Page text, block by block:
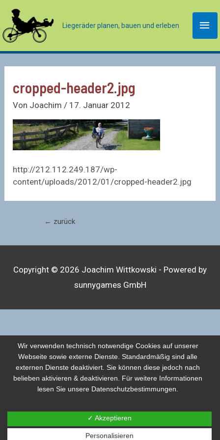
Inhalt
springen
Liegeräder planen, bauen und erleben
cropped-header2.jpg
Von Joachim/ 17. Januar 2012
http://212.112.249.187/wp-
content/uploads/2012/01/cropped-header2.jpg
Beitragsnavigation
← zurück
Copyright © 2026 Joachim Wittkowski - Powered by
sunnygames GmbH
Wir verwenden technisch notwendige Cookies auf unserer
Webseite sowie externe Dienste. Standardmäßig sind alle
externen Dienste deaktiviert. Sie können diese jedoch nach
belieben aktivieren & deaktivieren. Für weitere Informationen
lesen Sie unsere Datenschutzbestimmungen.
✓ Akzeptieren
Personalisieren